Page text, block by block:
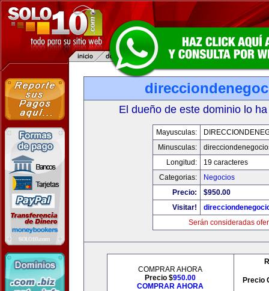
El dueño de este dominio lo
Mayusculas:
Minusculas:
Longitud:
19 caracteres
Categorias:
Negocios
Precio:
$950.00
Visitar!
Serán consideradas
COMPRAR AHORA
Precio $950.00
COMPRAR AHORA
Precio